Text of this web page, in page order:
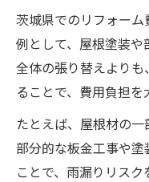
茨城県でのリフォー
例として、屋根塗装や
全体の張り替えより
ることで、費用負担を
たとえば、屋根材の一
部分的な板金工事や
ことで、雨漏りリス